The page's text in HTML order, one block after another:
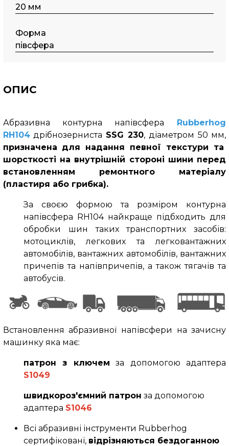
20 мм
Форма
півсфера
ОПИС
Абразивна контурна напівсфера
Rubberhog
RH104дрібнозерниста SSG 230, діаметром 50 мм,
призначена для надання певної текстури та
шорсткості на внутрішній стороні шини перед
встановленням ремонтного матеріалу
(пластиря або грибка).
За своєю формою та розміром контурна
напівсфера RH104 найкраще підбходить для
обробки шин таких транспортних засобів:
мотоциклів, легкових та легковантажних
автомобілів, вантажних автомобілів, вантажних
причепів та напівпричепів, а також тягачів та
автобусів.
Встановлення абразивної напівсфери на зачисну
машинку яка має:
патрон з ключем за допомогою адаптера
S1049
швидкороз'ємний патрон за допомогою
адаптера S1046
Всі абразивні інструменти Rubberhog
сертифіковані, відрізняються бездоганною